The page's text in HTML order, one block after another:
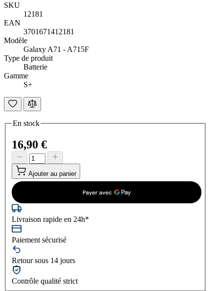
SKU
12181
EAN
3701671412181
Modèle
Galaxy A71 - A715F
Type de produit
Batterie
Gamme
S+
En stock
16,90 €
Ajouter au panier
Livraison rapide en 24h*
Paiement sécurisé
Retour sous 14 jours
Contrôle qualité strict